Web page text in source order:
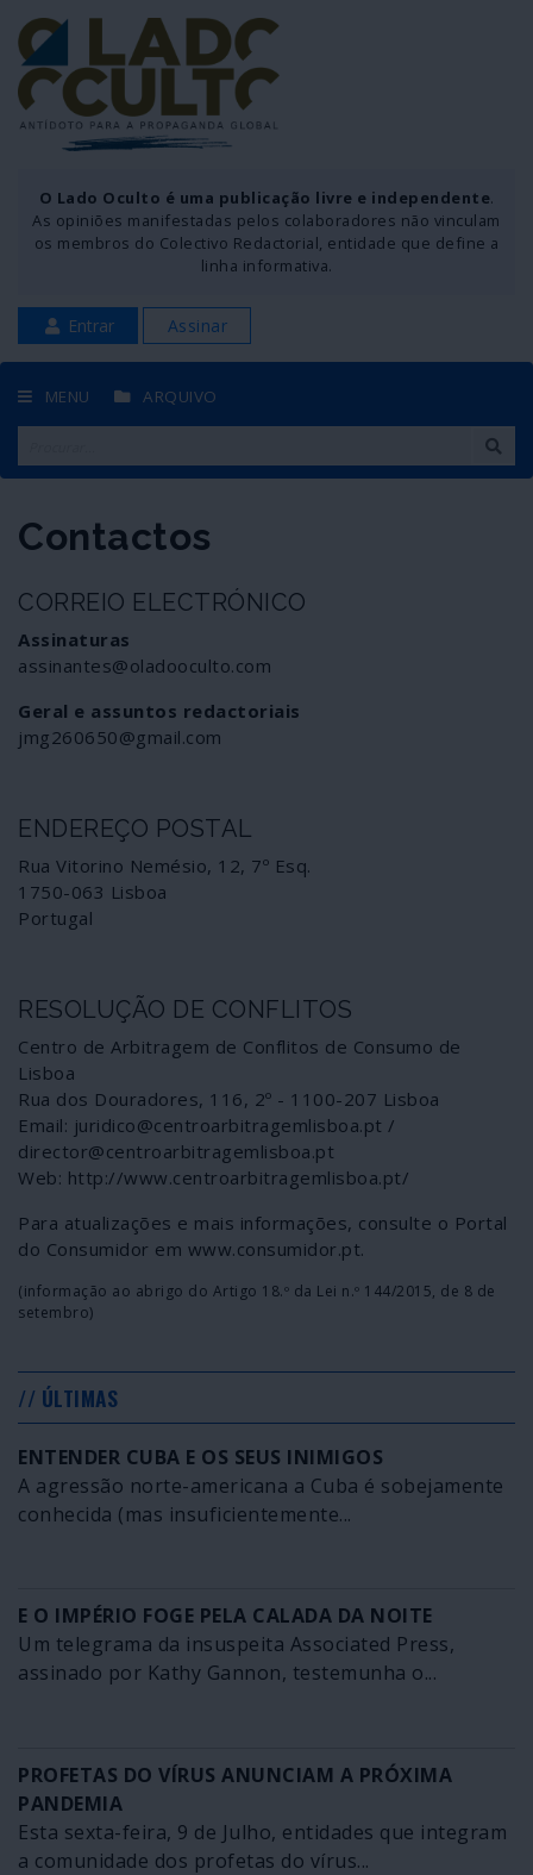
O Lado Oculto é uma publicação livre e independente.
As opiniões manifestadas pelos colaboradores não vinculam
os membros do Colectivo Redactorial, entidade que define a
linha informativa.
Entrar Assinar
MENU ARQUIVO
Contactos
CORREIO ELECTRÓNICO
Assinaturas
assinantes@oladooculto.com
Geral e assuntos redactoriais
jmg260650@gmail.com
ENDEREÇO POSTAL
Rua Vitorino Nemésio, 12, 7º Esq.
1750-063 Lisboa
Portugal
RESOLUÇÃO DE CONFLITOS
Centro de Arbitragem de Conflitos de Consumo de
Lisboa
Rua dos Douradores, 116, 2º - 1100-207 Lisboa
Email: juridico@centroarbitragemlisboa.pt /
director@centroarbitragemlisboa.pt
Web: http://www.centroarbitragemlisboa.pt/
Para atualizações e mais informações, consulte o Portal
do Consumidor em www.consumidor.pt.
(informação ao abrigo do Artigo 18.º da Lei n.º 144/2015, de 8 de
setembro)
// ÚLTIMAS
ENTENDER CUBA E OS SEUS INIMIGOS
A agressão norte-americana a Cuba é sobejamente
conhecida (mas insuficientemente...
E O IMPÉRIO FOGE PELA CALADA DA NOITE
Um telegrama da insuspeita Associated Press,
assinado por Kathy Gannon, testemunha o...
PROFETAS DO VÍRUS ANUNCIAM A PRÓXIMA
PANDEMIA
Esta sexta-feira, 9 de Julho, entidades que integram
a comunidade dos profetas do vírus...